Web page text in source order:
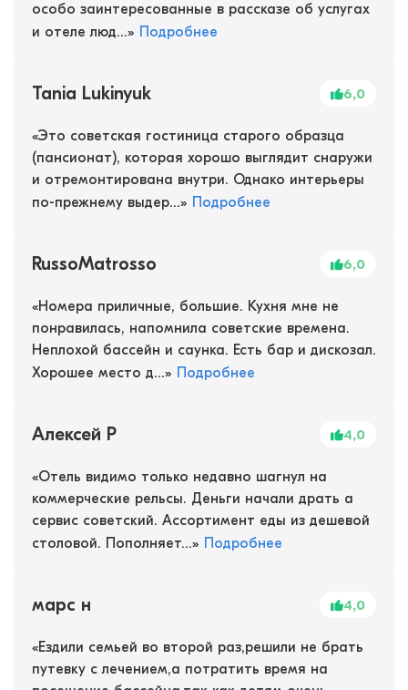
особо заинтересованные в рассказе об услугах
и отеле люд...» Подробнее
Tania Lukinyuk 6,0
«Это советская гостиница старого образца
(пансионат), которая хорошо выглядит снаружи
и отремонтирована внутри. Однако интерьеры
по-прежнему выдер...» Подробнее
RussoMatrosso 6,0
«Номера приличные, большие. Кухня мне не
понравилась, напомнила советские времена.
Неплохой бассейн и саунка. Есть бар и дискозал.
Хорошее место д...» Подробнее
Алексей Р 4,0
«Отель видимо только недавно шагнул на
коммерческие рельсы. Деньги начали драть а
сервис советский. Ассортимент еды из дешевой
столовой. Пополняет...» Подробнее
марс н 4,0
«Ездили семьей во второй раз,решили не брать
путевку с лечением,а потратить время на